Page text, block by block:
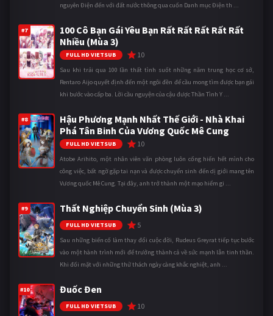
nguyên Điện đến với đất nước thông qua cuốn Danh mục Điện th ...
#7
100 Cô Bạn Gái Yêu Bạn Rất Rất Rất Rất Rất
Nhiều (Mùa 3)
FULL HD VIETSUB 10
Sau khi trải qua 100 lần thất tình suốt những năm trung học cơ sở,
Rentaro Aijo quyết định đến một ngôi đền để cầu mong tìm được bạn gái
khi bước vào cấp ba. Lời cầu nguyện của cậu được Thần Tình Y ...
#8
Hậu Phương Mạnh Nhất Thế Giới - Nhà Khai
Phá Tân Binh Của Vương Quốc Mê Cung
FULL HD VIETSUB 10
Atobe Arihito, một nhân viên văn phòng luôn cống hiến hết mình cho
công việc, bất ngờ gặp tai nạn và được chuyển sinh đến dị giới mang tên
Vương quốc Mê Cung. Tại đây, anh trở thành một mạo hiểm gi ...
#9 Thất Nghiệp Chuyển Sinh (Mùa 3)
FULL HD VIETSUB 5
Sau những biến cố làm thay đổi cuộc đời, Rudeus Greyrat tiếp tục bước
vào một hành trình mới để trưởng thành cả về sức mạnh lẫn tinh thần.
Khi đối mặt với những thử thách ngày càng khắc nghiệt, anh ...
#10 Đuốc Đen
FULL HD VIETSUB 10